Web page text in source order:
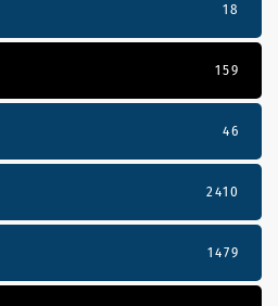
18
159
46
2410
1479